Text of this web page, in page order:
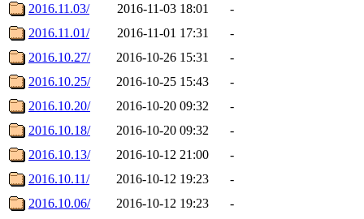
2016.11.03/
2016-11-03 18:01
-
2016.11.01/
2016-11-01 17:31
-
2016.10.27/
2016-10-26 15:31
-
2016.10.25/
2016-10-25 15:43
-
2016.10.20/
2016-10-20 09:32
-
2016.10.18/
2016-10-20 09:32
-
2016.10.13/
2016-10-12 21:00
-
2016.10.11/
2016-10-12 19:23
-
2016.10.06/
2016-10-12 19:23
-